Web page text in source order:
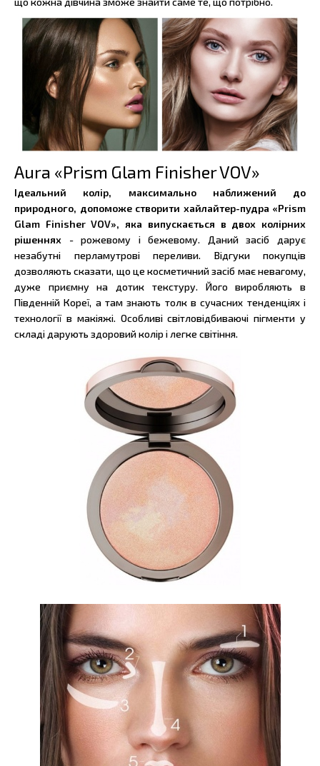
Aura «Prism Glam Finisher VOV»
Ідеальний колір, максимально наближений до
природного, допоможе створити хайлайтер-пудра «Prism
Glam Finisher VOV», яка випускається в двох колірних
рішеннях - рожевому і бежевому. Даний засіб дарує
незабутні перламутрові переливи. Відгуки покупців
дозволяють сказати, що це косметичний засіб має невагому,
дуже приємну на дотик текстуру. Його виробляють в
Південній Кореї, а там знають толк в сучасних тенденціях і
технології в макіяжі. Особливі світловідбиваючі пігменти у
складі дарують здоровий колір і легке світіння.